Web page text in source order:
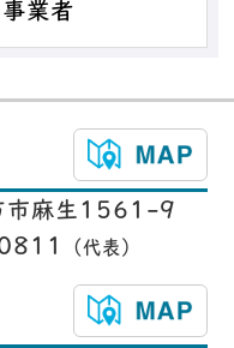
業者
市麻生1561-9
（代表）